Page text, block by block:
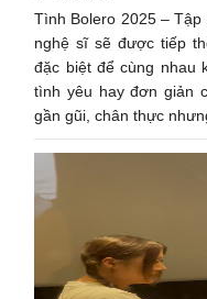
Tình Bolero 2025 –
nghệ sĩ sẽ được tiếp
đặc biệt để cùng nhau
tình yêu hay đơn giản
gần gũi, chân thực